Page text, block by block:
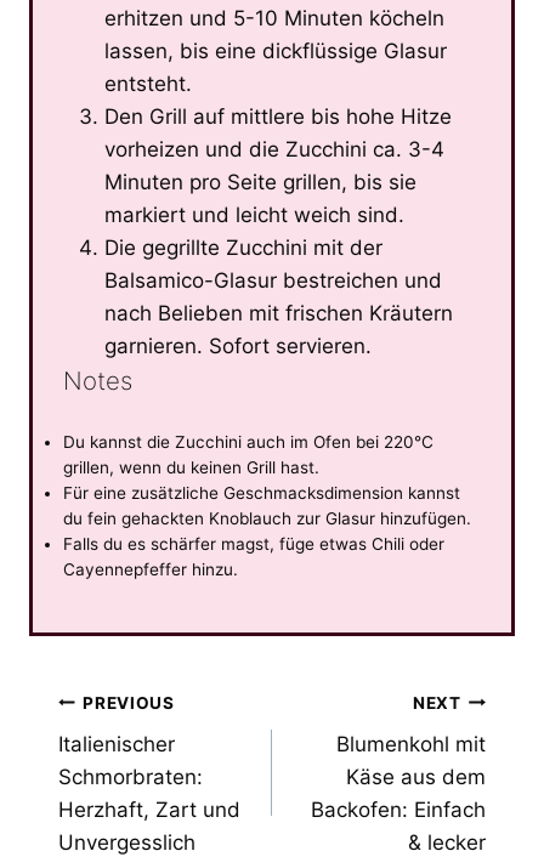
erhitzen und 5-10 Minuten köcheln
lassen, bis eine dickflüssige Glasur
entsteht.
Den Grill auf mittlere bis hohe Hitze
vorheizen und die Zucchini ca. 3-4
Minuten pro Seite grillen, bis sie
markiert und leicht weich sind.
Die gegrillte Zucchini mit der
Balsamico-Glasur bestreichen und
nach Belieben mit frischen Kräutern
garnieren. Sofort servieren.
Notes
Du kannst die Zucchini auch im Ofen bei 220°C
grillen, wenn du keinen Grill hast.
Für eine zusätzliche Geschmacksdimension kannst
du fein gehackten Knoblauch zur Glasur hinzufügen.
Falls du es schärfer magst, füge etwas Chili oder
Cayennepfeffer hinzu.
Post
navigation
PREVIOUS
Italienischer
Schmorbraten:
Herzhaft, Zart und
Unvergesslich
NEXT
Blumenkohl mit
Käse aus dem
Backofen: Einfach
& lecker